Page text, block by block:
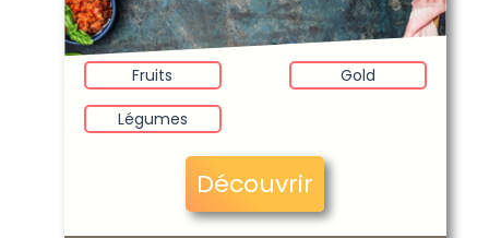
Fruits
Gold
Légumes
Découvrir